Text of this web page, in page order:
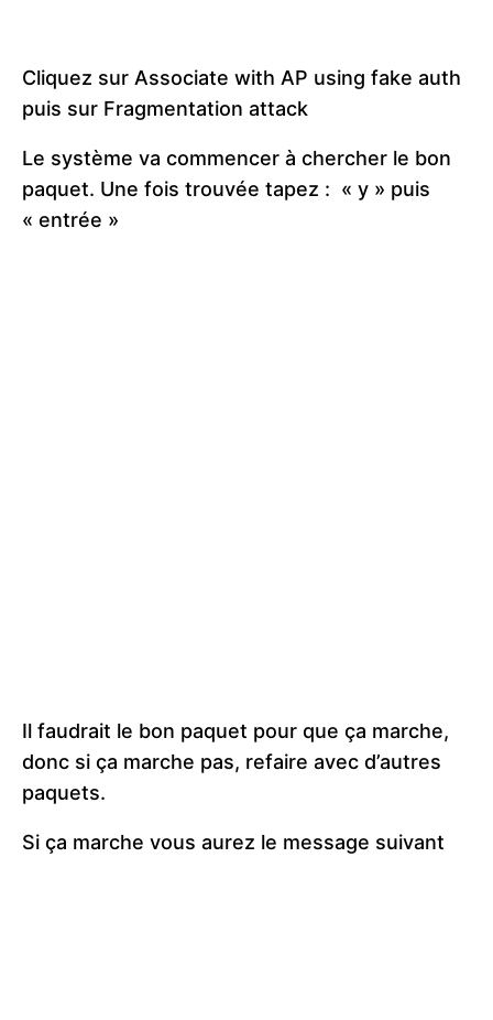
Cliquez sur Associate with AP using fake auth
puis sur Fragmentation attack
Le système va commencer à chercher le bon
paquet. Une fois trouvée tapez : « y » puis
« entrée »
Il faudrait le bon paquet pour que ça marche,
donc si ça marche pas, refaire avec d’autres
paquets.
Si ça marche vous aurez le message suivant